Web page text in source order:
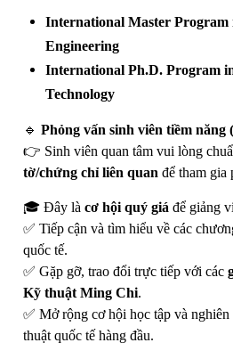
International Master Program
Engineering
International Ph.D. Program
Technology
🔹Phỏng vấn sinh viên tiềm năng
👉 Sinh viên quan tâm vui lòng
tờ/chứng chỉ liên quan để tham gia
🎓 Đây làcơ hội quý giá để giảng
✅ Tiếp cận và tìm hiểu về các
quốc tế.
✅ Gặp gỡ, trao đổi trực tiếp với các
Kỹ thuật Ming Chi.
✅ Mở rộng cơ hội học tập và
thuật quốc tế hàng đầu.